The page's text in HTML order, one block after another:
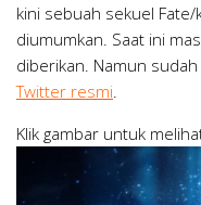
kini sebuah sekuel Fate/
diumumkan. Saat ini
diberikan. Namun sudah
Twitter resmi
Klik gambar untuk